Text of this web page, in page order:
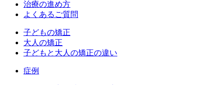
治療の進め方
よくあるご質問
子どもの矯正
大人の矯正
子どもと大人の矯正の違い
症例